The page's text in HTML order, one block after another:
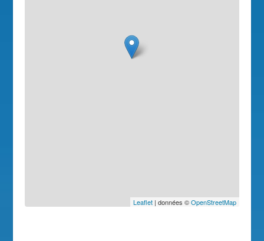
Leaflet| données ©OpenStreetMap